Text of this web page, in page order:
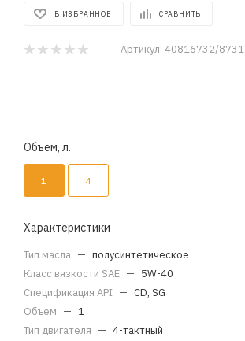
В ИЗБРАННОЕ СРАВНИТЬ
Артикул: 40816732/8731
Объем, л.
1 4
Характеристики
Тип масла — полусинтетическое
Класс вязкости SAE — 5W-40
Спецификация API — CD, SG
Объем — 1
Тип двигателя — 4-тактный